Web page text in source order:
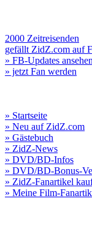
2000 Zeitreisenden
gefällt ZidZ.com auf
» FB-Updates ansehen
» jetzt Fan werden
» Startseite
» Neu auf ZidZ.com
» Gästebuch
» ZidZ-News
» DVD/BD-Infos
» DVD/BD-Bonus-
» ZidZ-Fanartikel
» Meine Film-